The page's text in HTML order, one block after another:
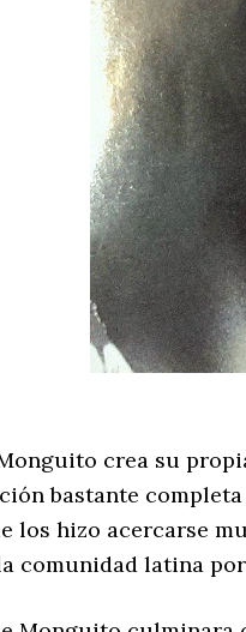
crea su
bastante
los hizo acercarse
comunidad latina